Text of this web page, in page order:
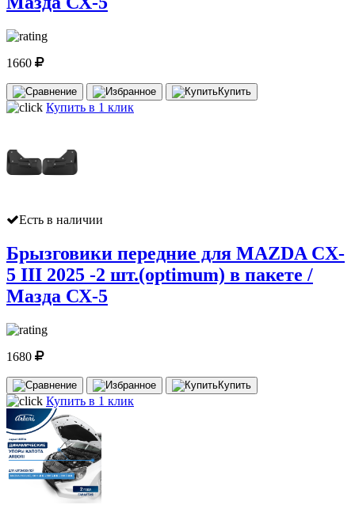
1660
Купить
Купить в 1 клик
Есть в наличии
Брызговики передние для MAZDA CX-
5 III 2025 -2 шт.(optimum) в пакете /
Мазда СХ-5
1680
Купить
Купить в 1 клик